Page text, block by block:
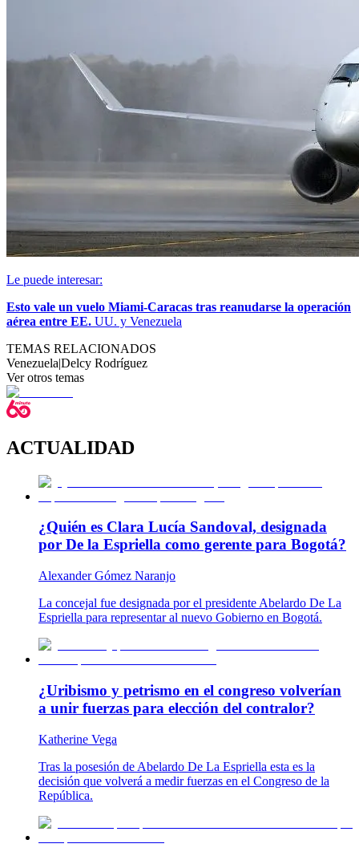
Le puede interesar:
Esto vale un vuelo Miami-Caracas tras reanudarse la operación
aérea entre EE. UU. y Venezuela
TEMAS RELACIONADOS
Venezuela|Delcy Rodríguez
Ver otros temas
ACTUALIDAD
¿Quién es Clara Lucía Sandoval, designada
por De la Espriella como gerente para Bogotá?
Alexander Gómez Naranjo
La concejal fue designada por el presidente Abelardo De La
Espriella para representar al nuevo Gobierno en Bogotá.
¿Uribismo y petrismo en el congreso volverían
a unir fuerzas para elección del contralor?
Katherine Vega
Tras la posesión de Abelardo De La Espriella esta es la
decisión que volverá a medir fuerzas en el Congreso de la
República.